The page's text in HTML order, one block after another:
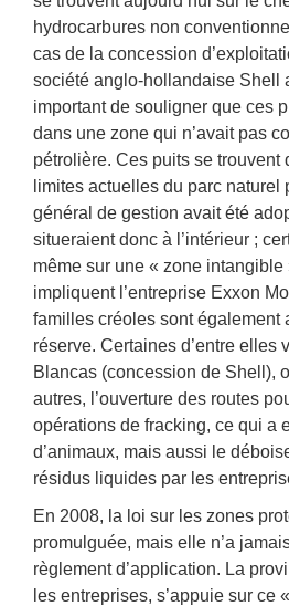
hydrocarbures non
cas de la concession
société anglo-hollandaise Shell
important de souligner que ces
dans une zone qui n’avait pas
pétrolière. Ces puits se trouvent
limites actuelles du parc naturel
général de gestion avait été
situeraient donc à l’intérieur ;
même sur une « zone intangible
impliquent l’entreprise Exxon
familles créoles sont également
réserve. Certaines d’entre elles
Blancas (concession de Shell),
autres, l’ouverture des routes
opérations de fracking, ce qui a
d’animaux, mais aussi le
résidus liquides par les
En 2008, la loi sur les zones
promulguée, mais elle n’a
règlement d’application. La
les entreprises, s’appuie sur ce